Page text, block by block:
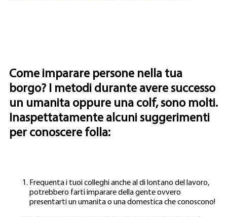
Come imparare persone nella tua
borgo? I metodi durante avere successo
un umanita oppure una colf, sono molti.
Inaspettatamente alcuni suggerimenti
per conoscere folla:
Frequenta i tuoi colleghi anche al di lontano del lavoro,
potrebbero farti imparare della gente ovvero
presentarti un umanita o una domestica che conoscono!